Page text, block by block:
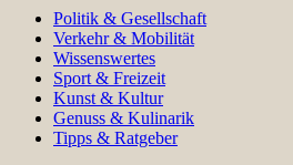
Politik & Gesellschaft
Verkehr & Mobilität
Wissenswertes
Sport & Freizeit
Kunst & Kultur
Genuss & Kulinarik
Tipps & Ratgeber